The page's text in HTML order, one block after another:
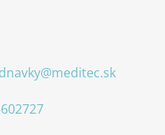
@meditec.sk